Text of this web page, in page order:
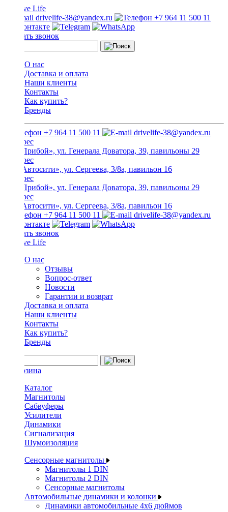
drivelife-38@yandex.ru +7 964 11 500 11
Заказать звонок
О нас
Доставка и оплата
Наши клиенты
Контакты
Как купить?
Бренды
+7 964 11 500 11 drivelife-38@yandex.ru
ТЦ «Прибой», ул. Генерала Доватора, 39, павильоны 29
ТЦ «Автосити», ул. Сергеева, 3/8а, павильон 16
ТЦ «Прибой», ул. Генерала Доватора, 39, павильоны 29
ТЦ «Автосити», ул. Сергеева, 3/8а, павильон 16
+7 964 11 500 11
drivelife-38@yandex.ru
Заказать звонок
О нас
Отзывы
Вопрос-ответ
Новости
Гарантии и возврат
Доставка и оплата
Наши клиенты
Контакты
Как купить?
Бренды
Каталог
Магнитолы
Сабвуферы
Усилители
Динамики
Сигнализация
Шумоизоляция
Сенсорные магнитолы
Магнитолы 1 DIN
Магнитолы 2 DIN
Сенсорные магнитолы
Автомобильные динамики и колонки
Динамики автомобильные 4x6 дюймов